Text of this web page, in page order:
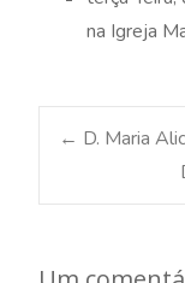
na Igreja
Post
← D. Maria